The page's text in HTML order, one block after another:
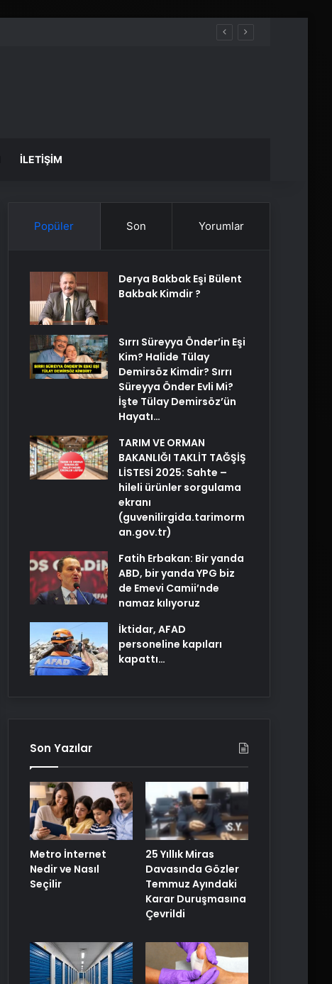
İLETIŞIM
Popüler Son Yorumlar
Derya Bakbak Eşi Bülent
Bakbak Kimdir ?
Sırrı Süreyya Önder’in Eşi
Kim? Halide Tülay
Demirsöz Kimdir? Sırrı
Süreyya Önder Evli Mi?
İşte Tülay Demirsöz’ün
Hayatı…
TARIM VE ORMAN
BAKANLIĞI TAKLİT TAĞŞİŞ
LİSTESİ 2025: Sahte –
hileli ürünler sorgulama
ekranı
(guvenilirgida.tarimorm
an.gov.tr)
Fatih Erbakan: Bir yanda
ABD, bir yanda YPG biz
de Emevi Camii’nde
namaz kılıyoruz
İktidar, AFAD
personeline kapıları
kapattı…
Son Yazılar
Metro İnternet
Nedir ve Nasıl
Seçilir
25 Yıllık Miras
Davasında Gözler
Temmuz Ayındaki
Karar Duruşmasına
Çevrildi